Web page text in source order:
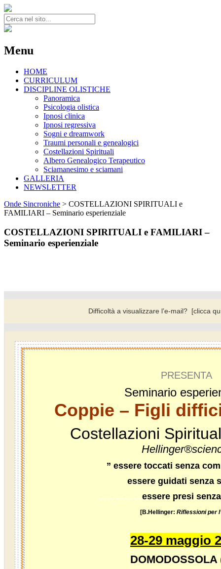
Search
for:
Menu
Skip
content
HOME
CURRICULUM
DISCIPLINE OLISTICHE
Panoramica
Psicologia olistica
Ipnosi clinica
Ipnosi regressiva
Sogni e dreamwork
Traumi personali e genealogici
Costellazioni Spirituali
Albero Genealogico Terapeutico
Sciamanesimo e sciamani
GALLERIA
NEWSLETTER
Onde Sincroniche > COSTELLAZIONI SPIRITUALI e
FAMILIARI – Seminario esperienziale
COSTELLAZIONI SPIRITUALI e FAMILIARI –
Seminario esperienziale
Difficoltà a visualizzare l’e-mail? [clicca
PRESENTA
Seminario
Coppie – Figli
Costellazioni
Hellinger
” essere toccati senza
essere guidati senza
……………essere presi
[B.Hellinger: Riflessioni per
28-29 maggio
DOMODOSSOLA